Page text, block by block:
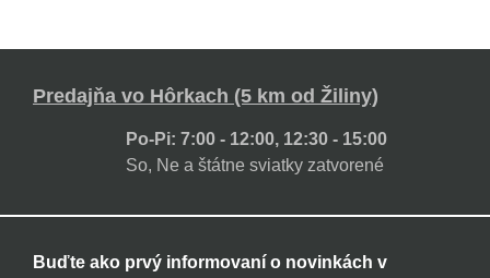
Predajňa vo Hôrkach (5 km od Žiliny)
Po-Pi: 7:00 - 12:00, 12:30 - 15:00
So, Ne a štátne sviatky zatvorené
Buďte ako prvý informovaní o novinkách v